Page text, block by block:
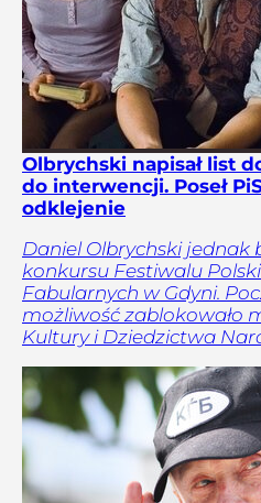
Olbrychski napisał list
do interwencji. Poseł
odklejenie
Daniel Olbrychski jednak
konkursu Festiwalu
Fabularnych w Gdyni.
możliwość zablokowało
Kultury i Dziedzictwa